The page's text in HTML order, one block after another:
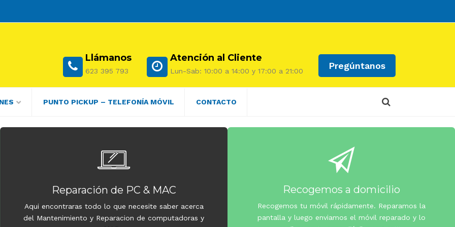
Pregúntanos
Atención al Cliente
Lun-Sab: 10:00 a 14:00 y 17:00 a 21:00
Llámanos
623 395 793
PUNTO PICKUP – TELEFONÍA MÓVIL CONTACTO
Reparación de PC & MAC
Aqui encontraras todo lo que necesite saber acerca
del Mantenimiento y Reparacion de computadoras y
Recogemos a domicilio
Recogemos tu móvil rápidamente. Reparamos la
pantalla y luego enviamos el móvil reparado y lo